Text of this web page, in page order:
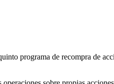
programa de recompra de